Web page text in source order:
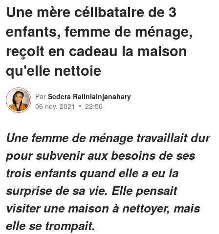
Une mère célibataire de 3
enfants, femme de ménage,
reçoit en cadeau la maison
qu'elle nettoie
Par Sedera Raliniainjanahary
06 nov. 2021
22:50
Une femme de ménage travaillait dur
pour subvenir aux besoins de ses
trois enfants quand elle a eu la
surprise de sa vie. Elle pensait
visiter une maison à nettoyer, mais
elle se trompait.